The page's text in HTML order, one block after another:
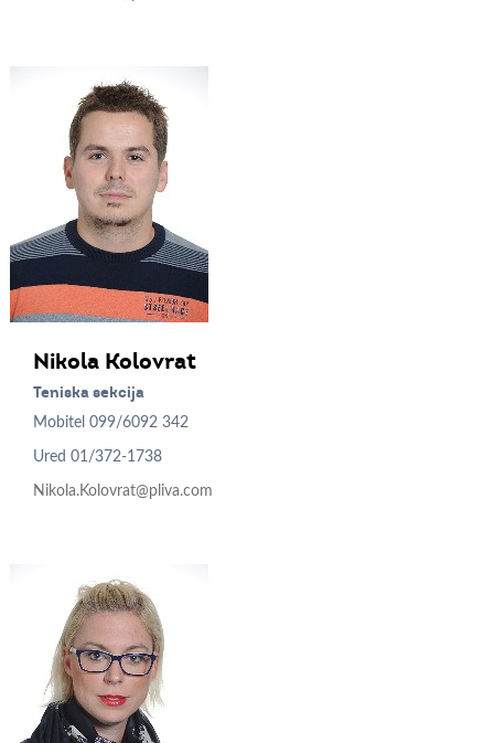
Nikola Kolovrat
Teniska sekcija
Mobitel099/6092 342
Ured01/372-1738
Nikola.Kolovrat@pliva.com